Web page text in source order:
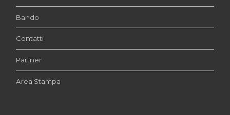
Bando
Contatti
Partner
Area Stampa